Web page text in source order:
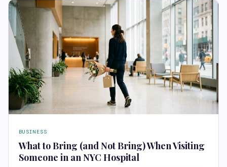
BUSINESS
What to Bring (and Not Bring) When Visiting
Someone in an NYC Hospital